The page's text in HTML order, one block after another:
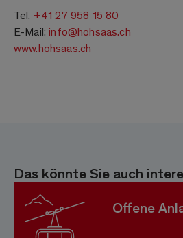
Tel. +41 27 958 15 80
E-Mail:info@hohsaas.ch
www.hohsaas.ch
Das könnte Sie auch
Offene